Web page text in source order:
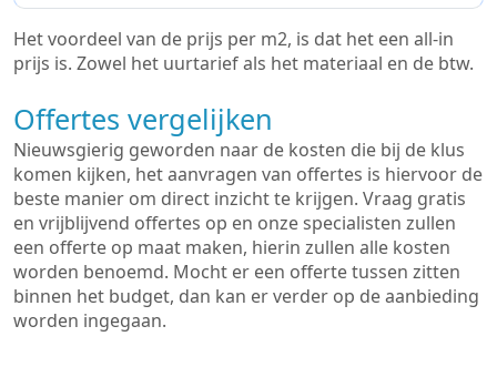
Het voordeel van de prijs per m2, is dat het een all-in
prijs is. Zowel het uurtarief als het materiaal en de btw.
Offertes vergelijken
Nieuwsgierig geworden naar de kosten die bij de klus
komen kijken, het aanvragen van offertes is hiervoor de
beste manier om direct inzicht te krijgen. Vraag gratis
en vrijblijvend offertes op en onze specialisten zullen
een offerte op maat maken, hierin zullen alle kosten
worden benoemd. Mocht er een offerte tussen zitten
binnen het budget, dan kan er verder op de aanbieding
worden ingegaan.